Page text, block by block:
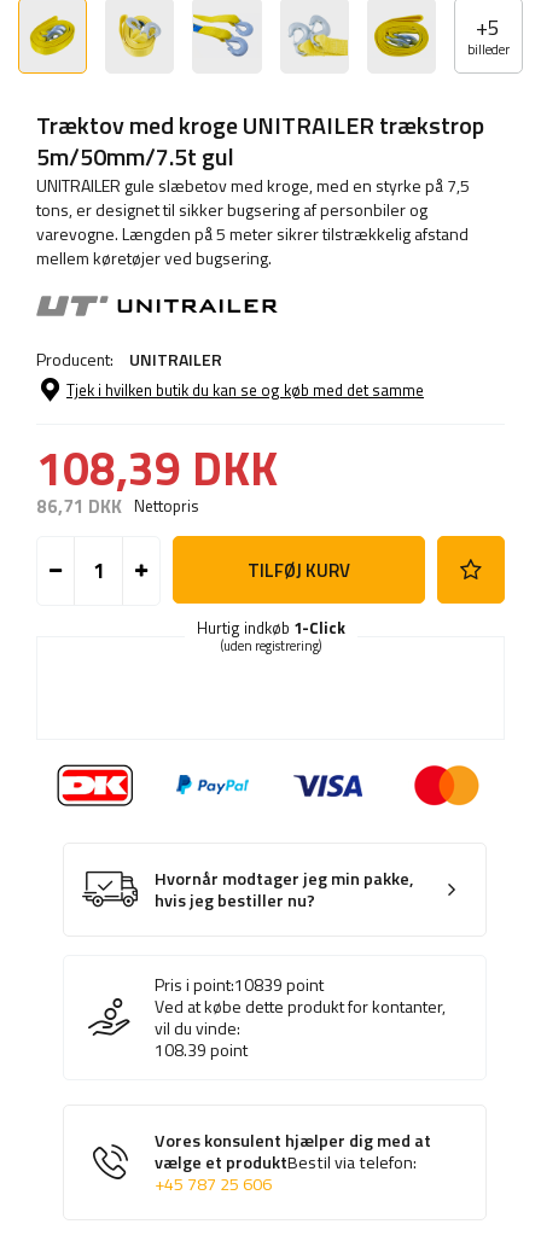
+5
billeder
Træktov med kroge UNITRAILER trækstrop
5m/50mm/7.5t gul
UNITRAILER gule slæbetov med kroge, med en styrke på 7,5
tons, er designet til sikker bugsering af personbiler og
varevogne. Længden på 5 meter sikrer tilstrækkelig afstand
mellem køretøjer ved bugsering.
Producent: UNITRAILER
Tjek i hvilken butik du kan se og køb med det samme
108,39 DKK
86,71 DKK Nettopris
TILFØJ KURV
Hurtig indkøb 1-Click
(uden registrering)
Hvornår modtager jeg min pakke,
hvis jeg bestiller nu?
Pris i point:10839point
Ved at købe dette produkt for kontanter,
vil du vinde:
108.39point
Vores konsulent hjælper dig med at
vælge et produktBestil via telefon:
+45 787 25 606